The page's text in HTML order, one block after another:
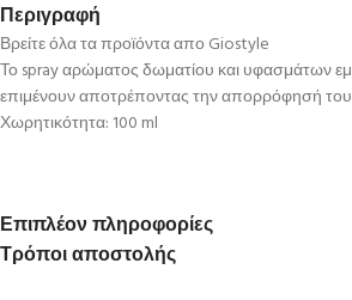
Περιγραφή
Βρείτε όλα τα προϊόντα απο Giostyle
Το spray αρώματος δωματίου και υφασμάτων
επιμένουν αποτρέποντας την απορρόφησή
Χωρητικότητα: 100 ml
Επιπλέον πληροφορίες
Τρόποι αποστολής